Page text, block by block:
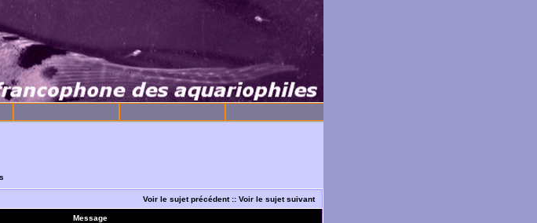
Voir le sujet précédent:: Voir le sujet suivant
Message